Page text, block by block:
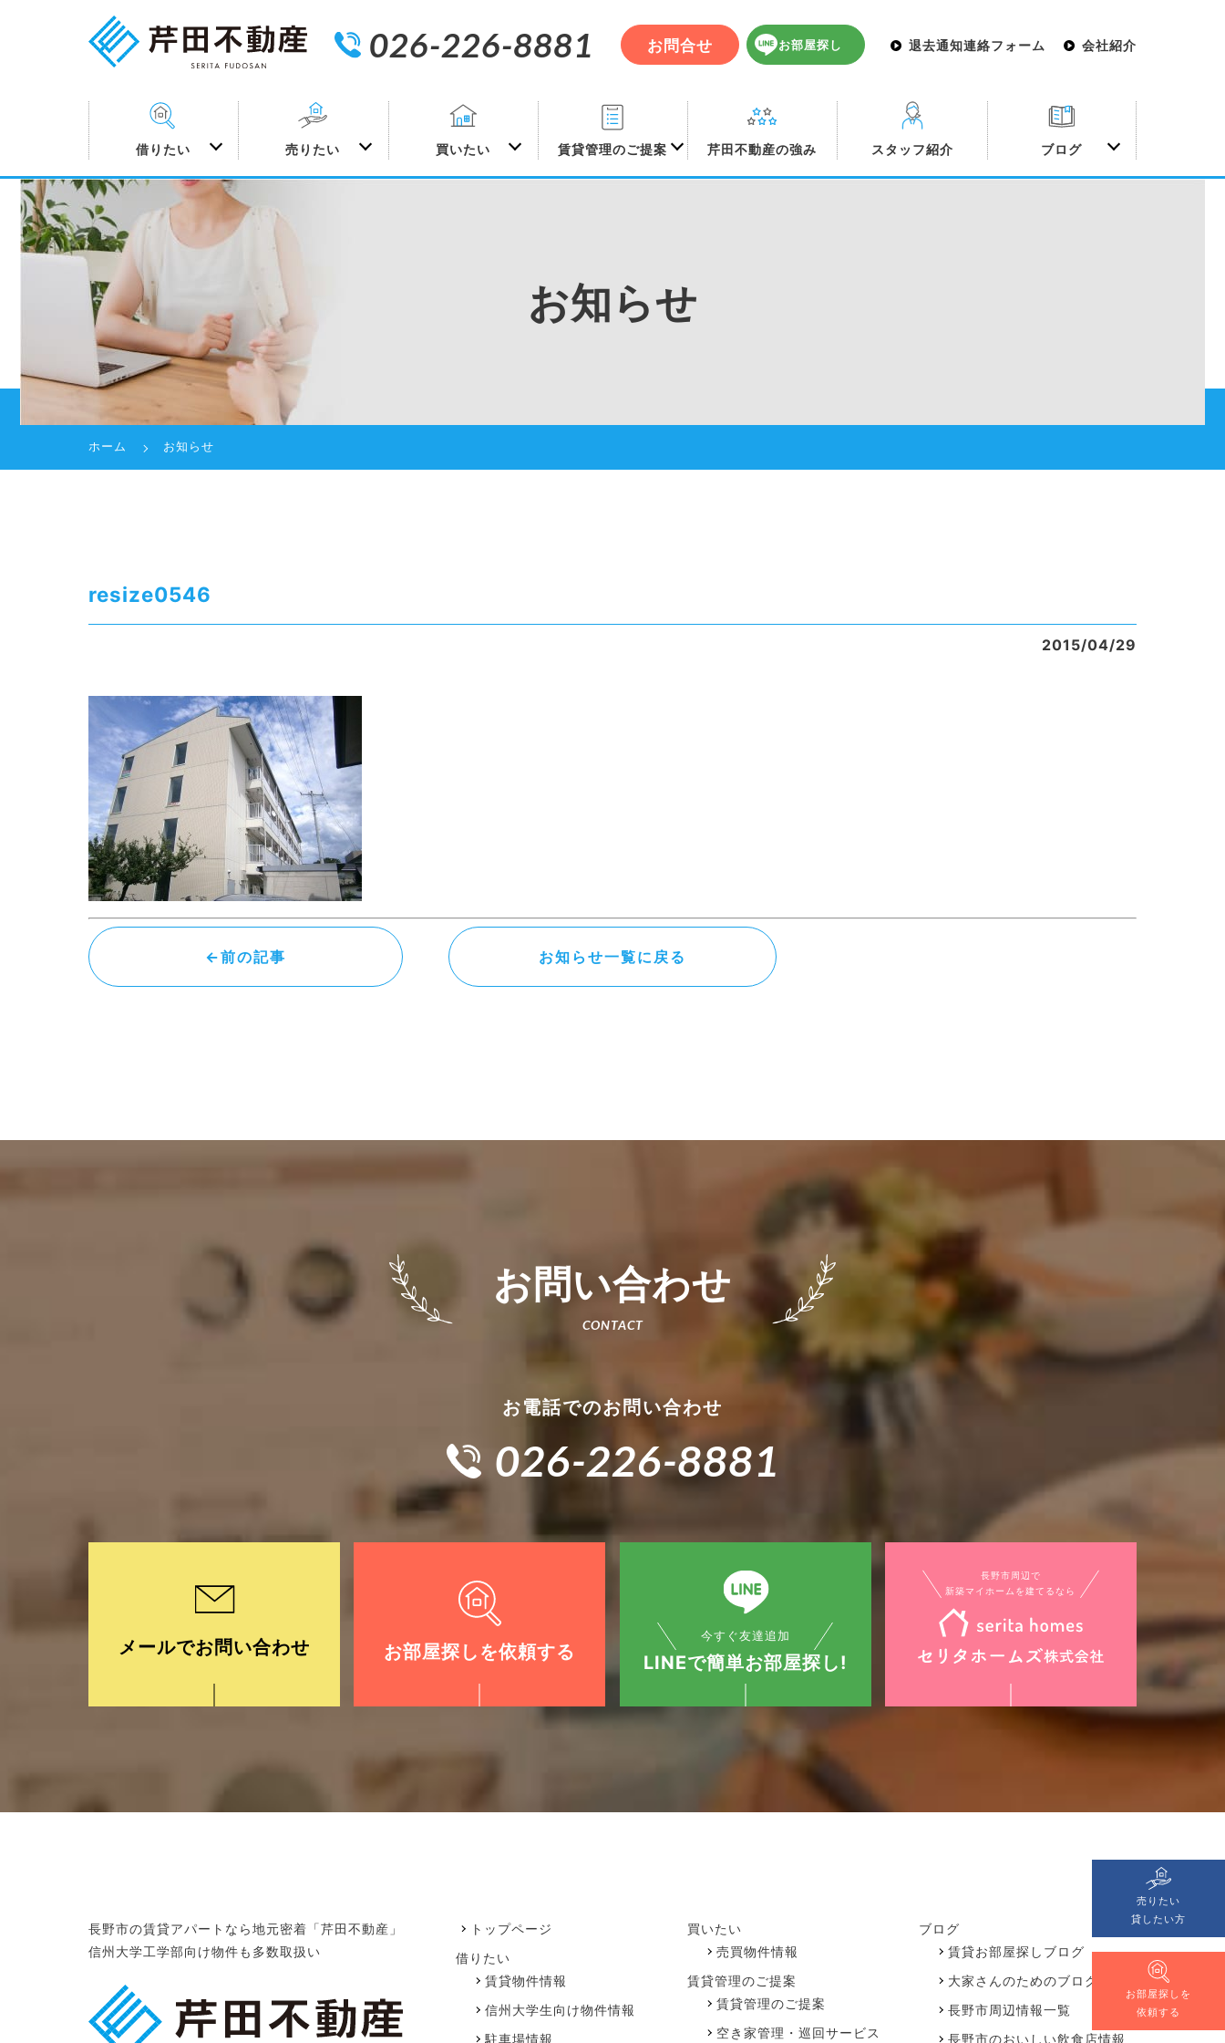
026-226-8881 お問合せ お部屋探し 退去通知連絡フォーム 会社紹介
借りたい 売りたい 買いたい 賃貸管理のご提案 芹田不動産の強み スタッフ紹介 ブログ
売りたい
貸したい方
お部屋探しを
依頼する
お知らせ
ホーム お知らせ
resize0546
2015/04/29
←前の記事 お知らせ一覧に戻る
お問い合わせ
お電話でのお問い合わせ
026-226-8881
メールでお問い合わせ お部屋探しを依頼する
今すぐ友達追加
LINEで簡単お部屋探し!
長野市周辺で
新築マイホームを建てるなら
長野市の賃貸アパートなら地元密着「芹田不動産」
信州大学工学部向け物件も多数取扱い
トップページ
借りたい
賃貸物件情報
信州大学生向け物件情報
駐車場情報
買いたい
売買物件情報
賃貸管理のご提案
賃貸管理のご提案
空き家管理・巡回サービス
ブログ
賃貸お部屋探しブログ
大家さんのためのブログ
長野市周辺情報一覧
長野市のおいしい飲食店情報